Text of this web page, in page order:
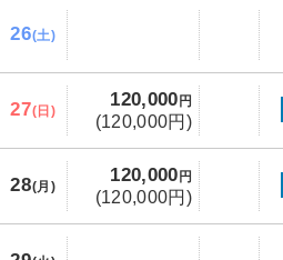
26(土)
27(日)
120,000円
(120,000円)
28(月)
120,000円
(120,000円)